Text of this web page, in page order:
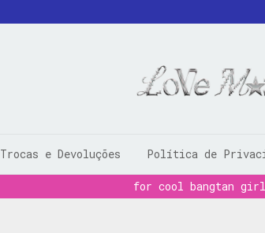
for cool bangtan
Trocas e Devoluções Política de